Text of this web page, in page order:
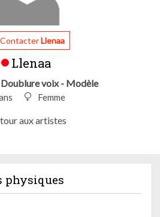
ContacterLlenaa
Llenaa
voix - Modèle
Femme
aux artistes
physiques